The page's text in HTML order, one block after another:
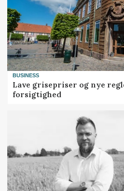
BUSINESS
Lave grisepriser og nye
forsigtighed